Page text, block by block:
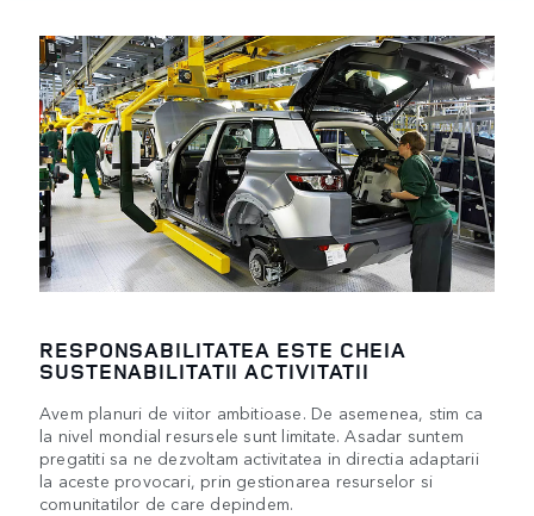
RESPONSABILITATEA ESTE CHEIA
SUSTENABILITATII ACTIVITATII
Avem planuri de viitor ambitioase. De asemenea, stim ca
la nivel mondial resursele sunt limitate. Asadar suntem
pregatiti sa ne dezvoltam activitatea in directia adaptarii
la aceste provocari, prin gestionarea resurselor si
comunitatilor de care depindem.